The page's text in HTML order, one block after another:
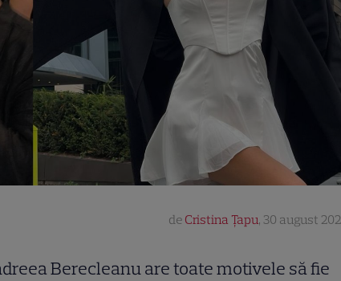
de Cristina Țapu, 30 august
Berecleanu are toate motivele să fie